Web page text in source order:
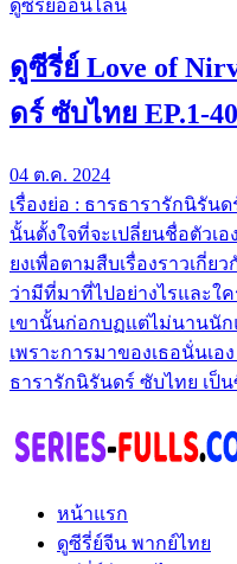
ดูซีรี่ย์ออนไลน์
ดูซีรี่ย์ Love of
ดร์ ซับไทย EP.1-
04 ต.ค. 2024
เรื่องย่อ : ธารธารารักนิรันด
นั้นตั้งใจที่จะเปลี่ยนชื่อตัวเ
ยงเพื่อตามสืบเรื่องราวเกี่ย
ว่ามีที่มาที่ไปอย่างไรและใ
เขานั้นก่อกบฏแต่ไม่นานนัก
เพราะการมาของเธอนั่นเอง
ธารารักนิรันดร์ ซับไทย เป็
หน้าแรก
ดูซีรี่ย์จีน พากย์ไทย